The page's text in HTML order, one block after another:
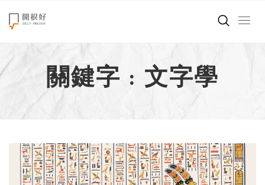
來點正能量
世界在想什麼
創造美好生活
職場商業經濟
關鍵字 : 文字學